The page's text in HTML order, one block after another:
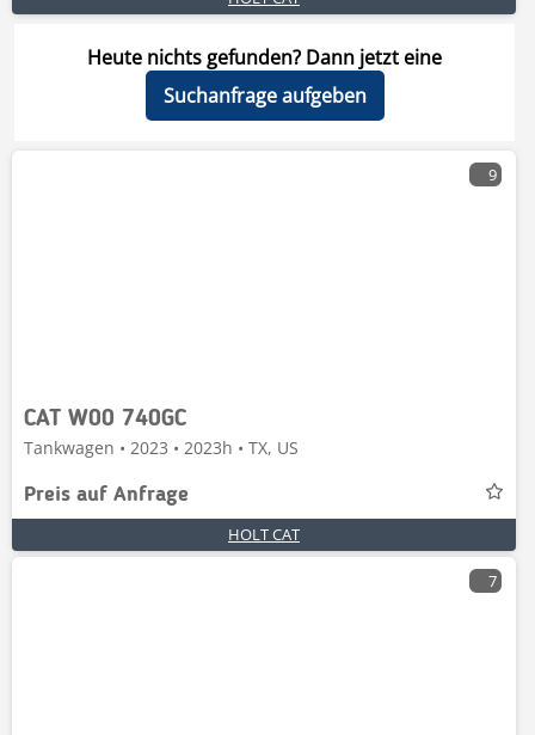
Heute nichts gefunden? Dann jetzt eine
Suchanfrage aufgeben
9
CAT W00 740GC
Tankwagen • 2023 • 2023h • TX, US
Preis auf Anfrage
HOLT CAT
7